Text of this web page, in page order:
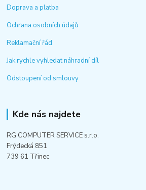
Doprava a platba
Ochrana osobních údajů
Reklamační řád
Jak rychle vyhledat náhradní díl
Odstoupení od smlouvy
Kde nás najdete
RG COMPUTER SERVICE s.r.o.
Frýdecká 851
739 61 Třinec